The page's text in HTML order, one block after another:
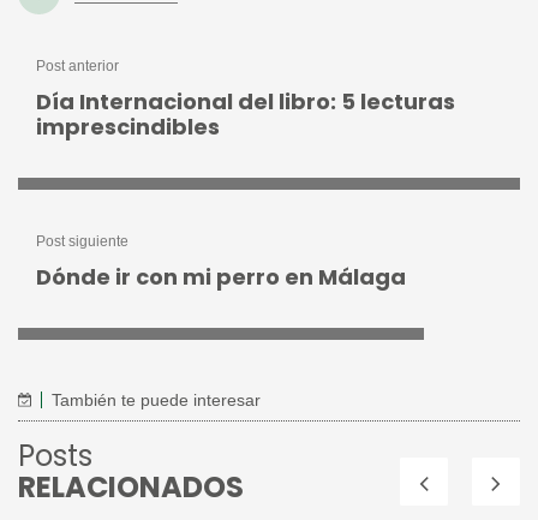
Post anterior
Día Internacional del libro: 5 lecturas
imprescindibles
Post siguiente
Dónde ir con mi perro en Málaga
También te puede interesar
Posts
RELACIONADOS